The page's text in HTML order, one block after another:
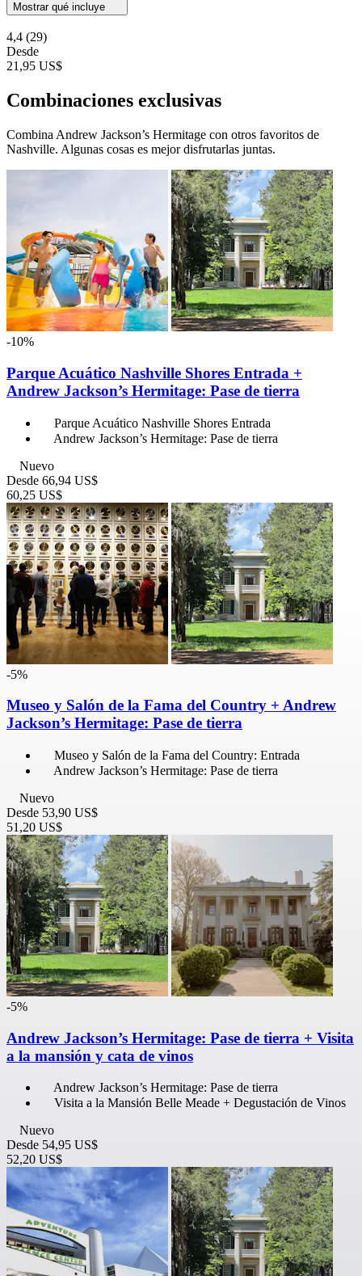
Mostrar qué incluye
4,4 (29)
Desde
21,95 US$
Combinaciones exclusivas
Combina Andrew Jackson’s Hermitage con otros favoritos de
Nashville. Algunas cosas es mejor disfrutarlas juntas.
-10%
Parque Acuático Nashville Shores Entrada +
Andrew Jackson’s Hermitage: Pase de tierra
Parque Acuático Nashville Shores Entrada
Andrew Jackson’s Hermitage: Pase de tierra
Nuevo
Desde 66,94 US$
60,25 US$
-5%
Museo y Salón de la Fama del Country + Andrew
Jackson’s Hermitage: Pase de tierra
Museo y Salón de la Fama del Country: Entrada
Andrew Jackson’s Hermitage: Pase de tierra
Nuevo
Desde 53,90 US$
51,20 US$
-5%
Andrew Jackson’s Hermitage: Pase de tierra + Visita
a la mansión y cata de vinos
Andrew Jackson’s Hermitage: Pase de tierra
Visita a la Mansión Belle Meade + Degustación de Vinos
Nuevo
Desde 54,95 US$
52,20 US$